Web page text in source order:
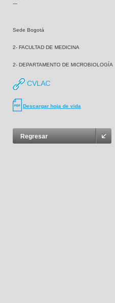
---
Sede Bogotá
2- FACULTAD DE MEDICINA
2- DEPARTAMENTO DE MICROBIOLOGÍA
CVLAC
Descargar hoja de vida
Regresar